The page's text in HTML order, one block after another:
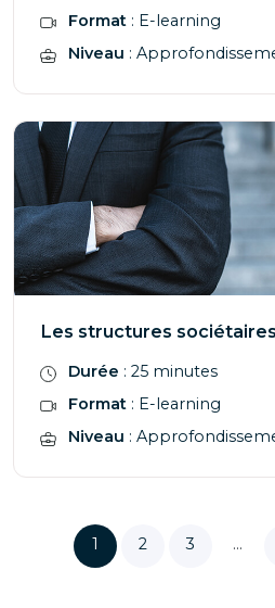
Format : E-learning
Niveau :
Les structures sociétaires
Durée : 25 minutes
Format : E-learning
Niveau :
Pagination
1 2 3 …